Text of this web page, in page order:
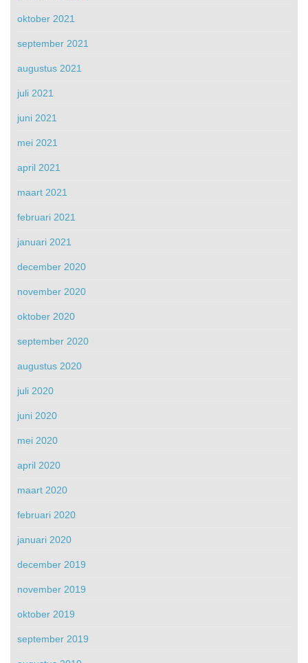
oktober 2021
september 2021
augustus 2021
juli 2021
juni 2021
mei 2021
april 2021
maart 2021
februari 2021
januari 2021
december 2020
november 2020
oktober 2020
september 2020
augustus 2020
juli 2020
juni 2020
mei 2020
april 2020
maart 2020
februari 2020
januari 2020
december 2019
november 2019
oktober 2019
september 2019